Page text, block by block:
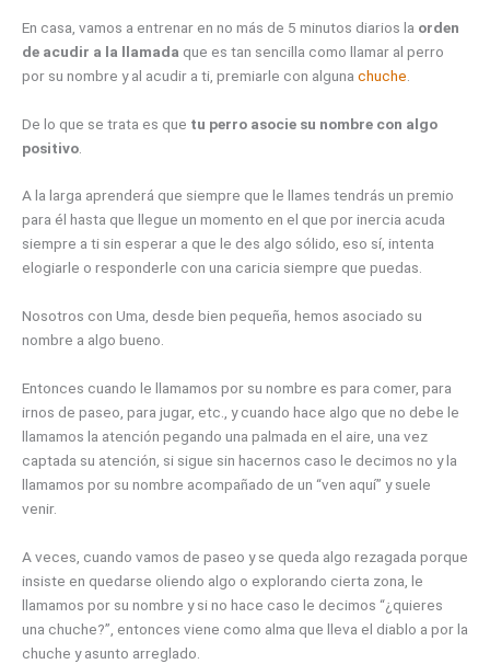
En casa, vamos a entrenar en no más de 5 minutos diarios la orden
de acudir a la llamada que es tan sencilla como llamar al perro
por su nombre y al acudir a ti, premiarle con alguna chuche
De lo que se trata es que tu perro asocie su nombre con algo
positivo
A la larga aprenderá que siempre que le llames tendrás un premio
para él hasta que llegue un momento en el que por inercia acuda
siempre a ti sin esperar a que le des algo sólido, eso sí, intenta
elogiarle o responderle con una caricia siempre que puedas.
Nosotros con Uma, desde bien pequeña, hemos asociado su
nombre a algo bueno.
Entonces cuando le llamamos por su nombre es para comer, para
irnos de paseo, para jugar, etc., y cuando hace algo que no debe le
llamamos la atención pegando una palmada en el aire, una vez
captada su atención, si sigue sin hacernos caso le decimos no y la
llamamos por su nombre acompañado de un “ven aquí” y suele
venir.
A veces, cuando vamos de paseo y se queda algo rezagada porque
insiste en quedarse oliendo algo o explorando cierta zona, le
llamamos por su nombre y si no hace caso le decimos “¿quieres
una chuche?”, entonces viene como alma que lleva el diablo a por la
chuche y asunto arreglado.